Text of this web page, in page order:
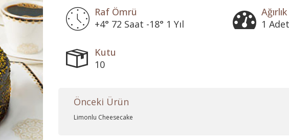
Raf Ömrü
+4° 72 Saat -18° 1 Yıl
Ağırlık
1
Kutu
10
Önceki Ürün
Limonlu Cheesecake